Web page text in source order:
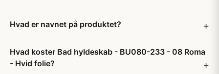
Hvad er navnet på produktet?
Hvad koster Bad hyldeskab - BU080-233 - 08 Roma
- Hvid folie?